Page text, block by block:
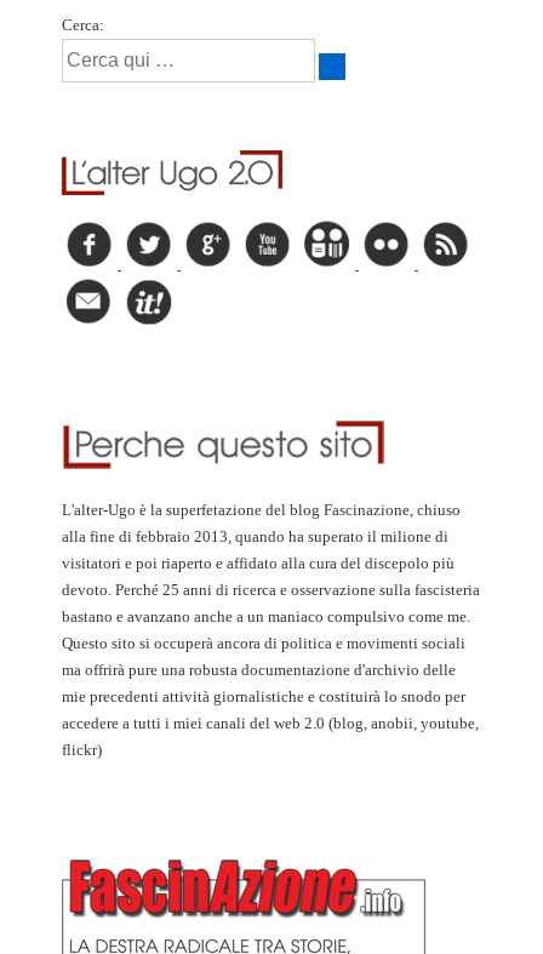
Cerca:
L'alter-Ugo è la superfetazione del blog Fascinazione, chiuso
alla fine di febbraio 2013, quando ha superato il milione di
visitatori e poi riaperto e affidato alla cura del discepolo più
devoto. Perché 25 anni di ricerca e osservazione sulla fascisteria
bastano e avanzano anche a un maniaco compulsivo come me.
Questo sito si occuperà ancora di politica e movimenti sociali
ma offrirà pure una robusta documentazione d'archivio delle
mie precedenti attività giornalistiche e costituirà lo snodo per
accedere a tutti i miei canali del web 2.0 (blog, anobii, youtube,
flickr)